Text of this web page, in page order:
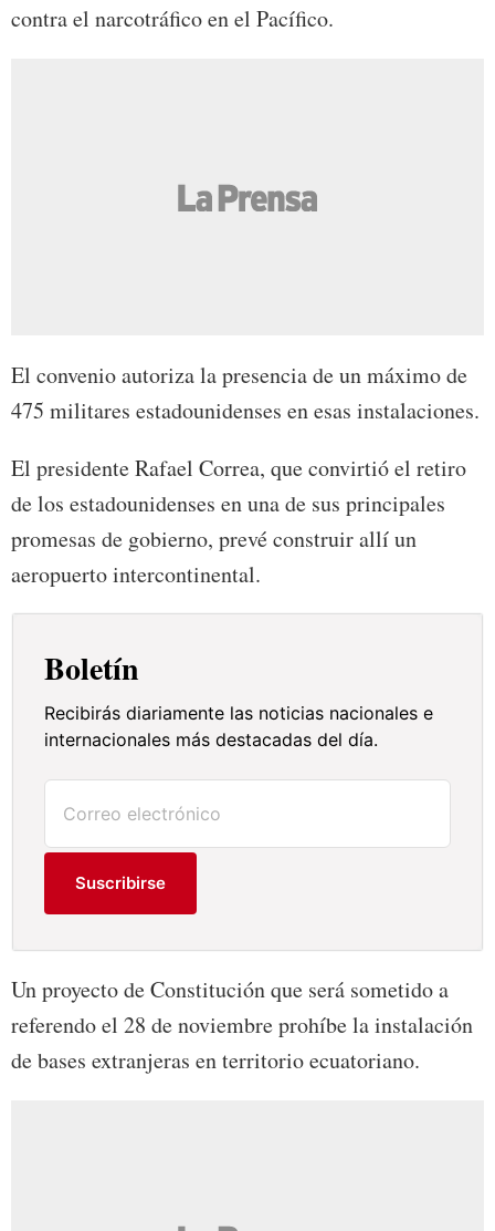
contra el narcotráfico en el Pacífico.
El convenio autoriza la presencia de un máximo de
475 militares estadounidenses en esas instalaciones.
El presidente Rafael Correa, que convirtió el retiro
de los estadounidenses en una de sus principales
promesas de gobierno, prevé construir allí un
aeropuerto intercontinental.
Boletín
Recibirás diariamente las noticias nacionales e
internacionales más destacadas del día.
Suscribirse
Un proyecto de Constitución que será sometido a
referendo el 28 de noviembre prohíbe la instalación
de bases extranjeras en territorio ecuatoriano.